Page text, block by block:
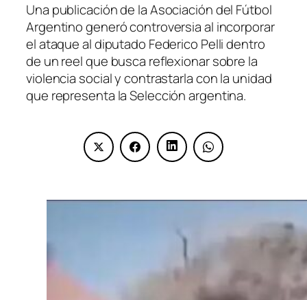
Una publicación de la Asociación del Fútbol
Argentino generó controversia al incorporar
el ataque al diputado Federico Pelli dentro
de un reel que busca reflexionar sobre la
violencia social y contrastarla con la unidad
que representa la Selección argentina.